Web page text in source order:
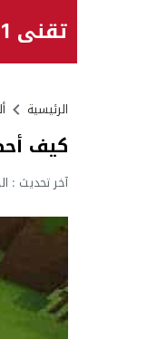
تقني 101
الرئيسية
كيف
آخر تحديث :